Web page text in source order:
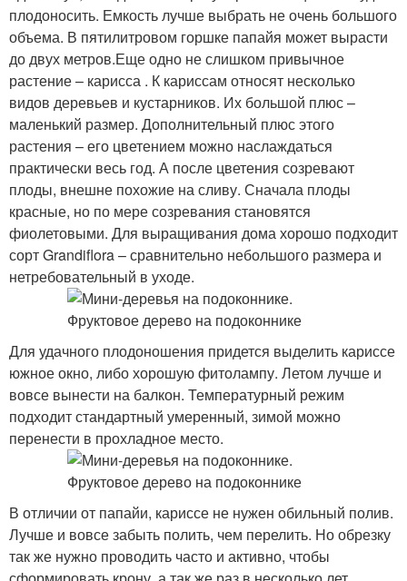
плодоносить. Емкость лучше выбрать не очень большого
объема. В пятилитровом горшке папайя может вырасти
до двух метров.Еще одно не слишком привычное
растение – карисса . К кариссам относят несколько
видов деревьев и кустарников. Их большой плюс –
маленький размер. Дополнительный плюс этого
растения – его цветением можно наслаждаться
практически весь год. А после цветения созревают
плоды, внешне похожие на сливу. Сначала плоды
красные, но по мере созревания становятся
фиолетовыми. Для выращивания дома хорошо подходит
сорт Grandiflora – сравнительно небольшого размера и
нетребовательный в уходе.
Для удачного плодоношения придется выделить кариссе
южное окно, либо хорошую фитолампу. Летом лучше и
вовсе вынести на балкон. Температурный режим
подходит стандартный умеренный, зимой можно
перенести в прохладное место.
В отличии от папайи, кариссе не нужен обильный полив.
Лучше и вовсе забыть полить, чем перелить. Но обрезку
так же нужно проводить часто и активно, чтобы